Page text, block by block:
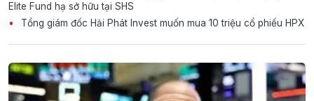
Elite Fund hạ sở hữu tại SHS
Tổng giám đốc Hải Phát Invest muốn mua 10 triệu cổ phiếu HPX